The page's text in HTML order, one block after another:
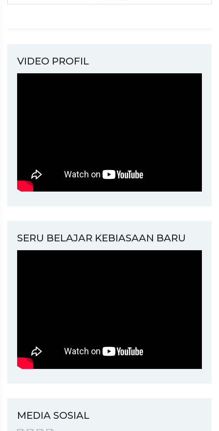
VIDEO PROFIL
SERU BELAJAR KEBIASAAN BARU
MEDIA SOSIAL